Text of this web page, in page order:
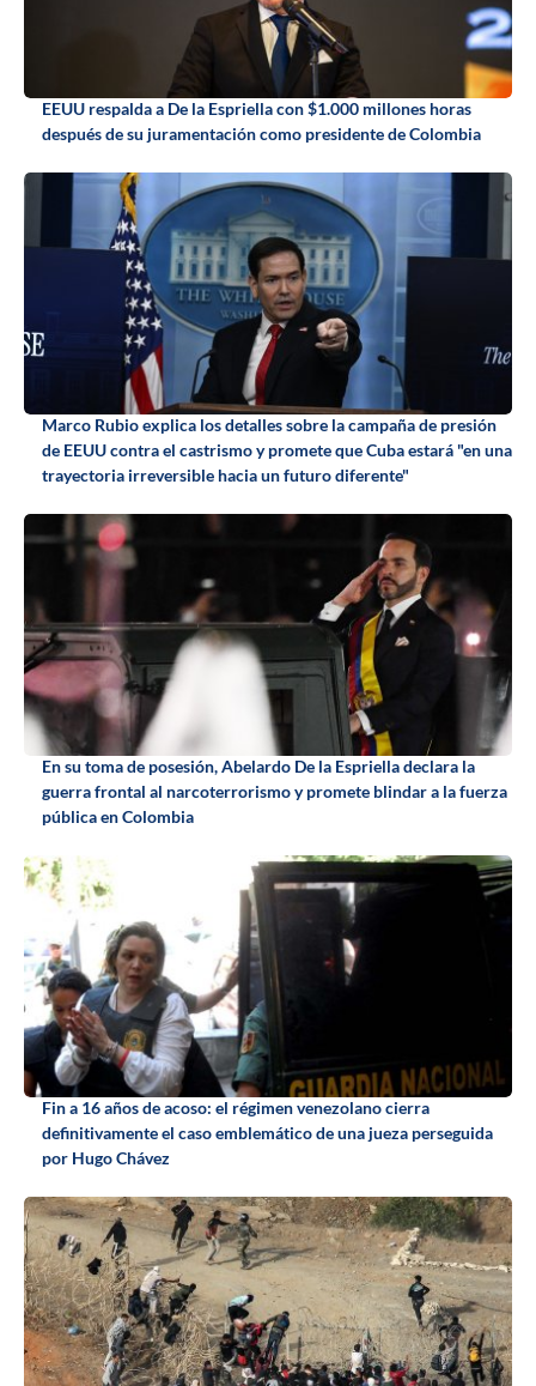
EEUU respalda a De la Espriella con $1.000 millones horas
después de su juramentación como presidente de Colombia
Marco Rubio explica los detalles sobre la campaña de presión
de EEUU contra el castrismo y promete que Cuba estará "en una
trayectoria irreversible hacia un futuro diferente"
En su toma de posesión, Abelardo De la Espriella declara la
guerra frontal al narcoterrorismo y promete blindar a la fuerza
pública en Colombia
Fin a 16 años de acoso: el régimen venezolano cierra
definitivamente el caso emblemático de una jueza perseguida
por Hugo Chávez